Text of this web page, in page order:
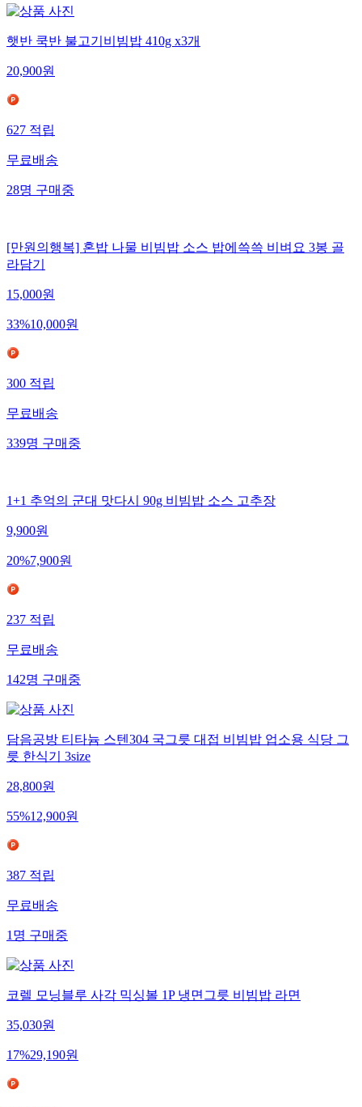
햇반 쿡반 불고기비빔밥 410g x3개
20,900원
627적립
무료배송
28명구매중
[만원의행복] 혼밥 나물 비빔밥 소스 밥에쓱쓱 비벼요 3봉 골
라담기
15,000원
33%10,000원
300적립
무료배송
339명구매중
1+1 추억의 군대 맛다시 90g 비빔밥 소스 고추장
9,900원
20%7,900원
237적립
무료배송
142명구매중
담음공방 티타늄 스텐304 국그릇 대접 비빔밥 업소용 식당 그
릇 한식기 3size
28,800원
55%12,900원
387적립
무료배송
1명구매중
코렐 모닝블루 사각 믹싱볼 1P 냉면그릇 비빔밥 라면
35,030원
17%29,190원